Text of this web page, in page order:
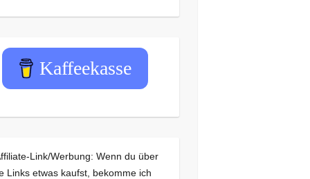
Kaffeekasse
Link/Werbung: Wenn du über
Links etwas kaufst, bekomme ich